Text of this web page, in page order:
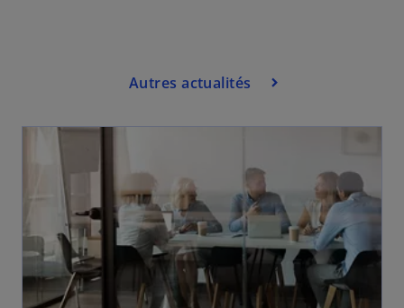
Autres actualités